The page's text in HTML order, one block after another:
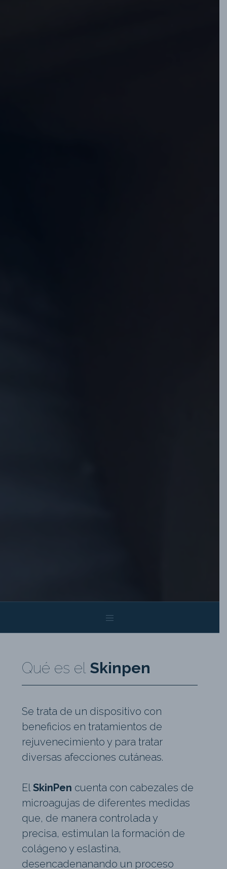
Qué es el Skinpen
Se trata de un dispositivo con
beneficios en tratamientos de
rejuvenecimiento y para tratar
diversas afecciones cutáneas.
ElSkinPen cuenta con cabezales de
microagujas de diferentes medidas
que, de manera controlada y
precisa, estimulan la formación de
colágeno y eslastina,
desencadenanando un proceso